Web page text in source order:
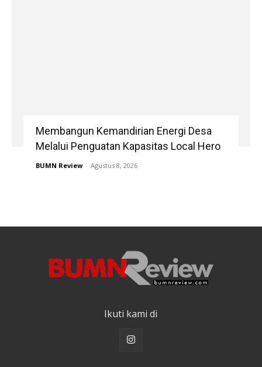
Membangun Kemandirian Energi Desa
Melalui Penguatan Kapasitas Local Hero
BUMN Review - Agustus 8, 2026
Ikuti kami di